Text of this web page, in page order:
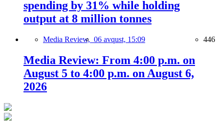
spending by 31% while holding
output at 8 million tonnes
Media Review, 06 avqust, 15:09 446
Media Review: From 4:00 p.m. on
August 5 to 4:00 p.m. on August 6,
2026